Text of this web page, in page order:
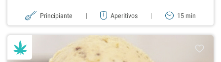
Principiante | Aperitivos | 15 min